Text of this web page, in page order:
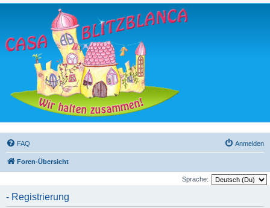
FAQ Anmelden
Foren-Übersicht
Sprache:
- Registrierung